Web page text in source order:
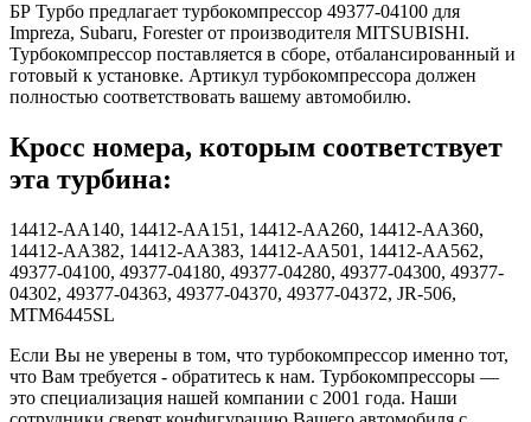
БР Турбо предлагает турбокомпрессор 49377-04100 для
Impreza, Subaru, Forester от производителя MITSUBISHI.
Турбокомпрессор поставляется в сборе, отбалансированный и
готовый к установке. Артикул турбокомпрессора должен
полностью соответствовать вашему автомобилю.
Кросс номера, которым соответствует
эта турбина:
14412-AA140, 14412-AA151, 14412-AA260, 14412-AA360,
14412-AA382, 14412-AA383, 14412-AA501, 14412-AA562,
49377-04100, 49377-04180, 49377-04280, 49377-04300, 49377-
04302, 49377-04363, 49377-04370, 49377-04372, JR-506,
MTM6445SL
Если Вы не уверены в том, что турбокомпрессор именно тот,
что Вам требуется - обратитесь к нам. Турбокомпрессоры —
это специализация нашей компании с 2001 года. Наши